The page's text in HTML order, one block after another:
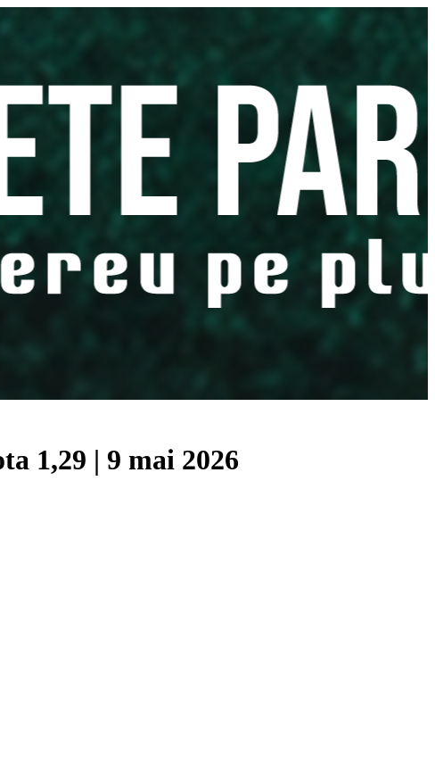
1,29 | 9 mai 2026